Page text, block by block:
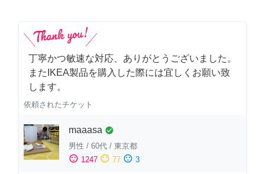
丁寧かつ敏速な対応、ありがとうございました。
またIKEA製品を購入した際には宜しくお願い致
します。
依頼されたチケット
maaasa check_circle
男性 / 60代 / 東京都
sentiment_satisfied 1247 sentiment_neutral 77 sentiment_dissatisfied 3